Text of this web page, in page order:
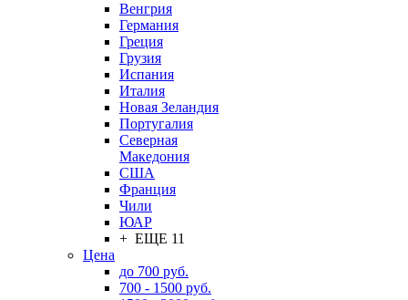
Венгрия
Германия
Греция
Грузия
Испания
Италия
Новая Зеландия
Португалия
Северная
Македония
США
Франция
Чили
ЮАР
+ ЕЩЕ 11
Цена
до 700 руб.
700 - 1500 руб.